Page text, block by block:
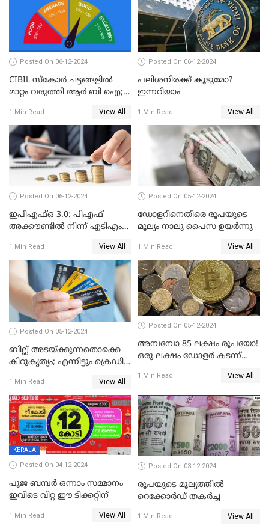
Posted On 06-12-2024
CIBIL സ്കോർ ചട്ടങ്ങളിൽ
മാറ്റം വരുത്തി ആർ ബി ഐ;
ലോൺ എടുത്തവരും
അറിഞ്ഞിരിക്കേണ്ട
കാര്യങ്ങൾ
1 Min Read View All
Posted On 06-12-2024
പലിശനിരക്ക് കൂടുമോ?
ഇന്നറിയാം
1 Min Read View All
Posted On 06-12-2024
ഇപിഎഫ്ഒ 3.0: പിഎഫ്
അക്കൗണ്ടിൽ നിന്ന് എടിഎം
1 Min Read View All
Posted On 05-12-2024
ഡോളറിനെതിരെ രൂപയുടെ
മൂല്യം നാലു പൈസ ഉയര്‍ന്നു
1 Min Read View All
Posted On 05-12-2024
ബില്ല് അടയ്ക്കുന്നതൊക്കെ
കിറുകൃത്യം; എന്നിട്ടും ക്രെഡിറ്റ്
കൂടുന്നില്ലേ? കാരണം ഇതാണ്
1 Min Read View All
Posted On 05-12-2024
അമ്പമ്പോ 85 ലക്ഷം രൂപയോ!
ഒരു ലക്ഷം ഡോളർ കടന്ന്
1 Min Read View All
KERALA
Posted On 04-12-2024
പൂജ ബമ്പർ ഒന്നാം സമ്മാനം
ഇവിടെ വിറ്റ ഈ ടിക്കറ്റിന്
1 Min Read View All
Posted On 03-12-2024
രൂപയുടെ മൂല്യത്തില്‍
റെക്കോര്‍ഡ് തകര്‍ച്ച
1 Min Read View All